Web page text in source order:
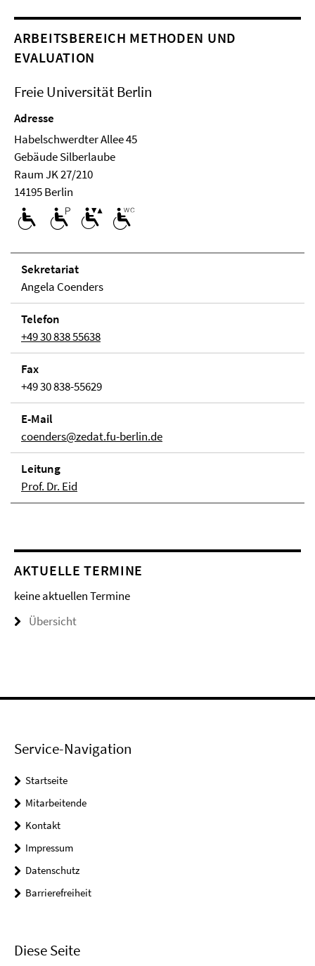
ARBEITSBEREICH METHODEN UND
EVALUATION
Freie Universität Berlin
Adresse
Habelschwerdter Allee 45
Ge­bäude Silberlaube
Raum JK 27/210
14195 Berlin
Se­kre­ta­ri­at
Angela Coenders
Telefon
+49 30 838 55638
Fax
+49 30 838-55629
E-Mail
coenders@zedat.fu-berlin.de
Lei­tung
Prof. Dr. Eid
AKTUELLE TERMINE
keine aktuellen Termine
Übersicht
Service-Navigation
Startseite
Mitarbeitende
Kontakt
Impressum
Datenschutz
Barrierefreiheit
Diese Seite